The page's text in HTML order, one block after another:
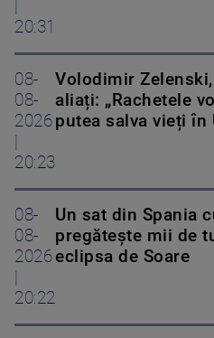
20:31
08-
08-
2026
20:23
Volodimir
aliați: „Rachetele
putea salva vieți în
08-
08-
2026
20:22
Un sat din Spania
pregătește mii de
eclipsa de Soare